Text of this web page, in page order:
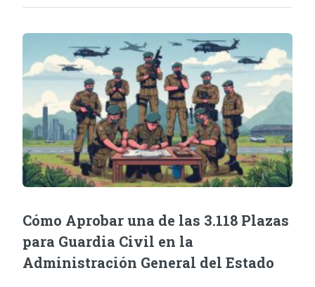
Cómo Aprobar una de las 3.118 Plazas
para Guardia Civil en la
Administración General del Estado